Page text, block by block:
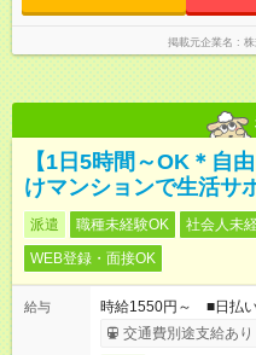
掲載元企業名
【1日5時間～OK＊自
けマンションで生活サ
派遣 職種未経験OK 社会人未
WEB登録・面接OK
給与
時給1550円～ ■日払
交通費別途支給あり